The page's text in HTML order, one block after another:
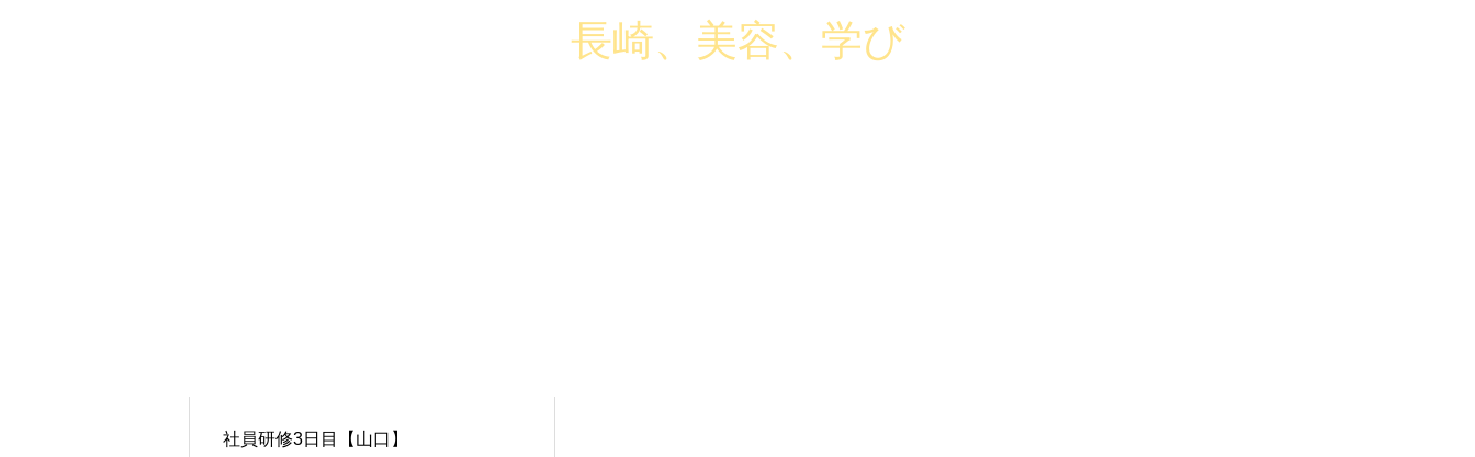
長崎、美容、学び
社員研修3日目【山口】